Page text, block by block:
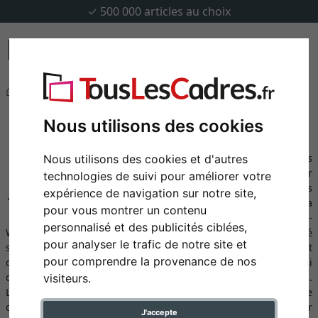
Nous utilisons des cookies
Nous utilisons des cookies et d'autres
technologies de suivi pour améliorer votre
expérience de navigation sur notre site,
pour vous montrer un contenu
personnalisé et des publicités ciblées,
pour analyser le trafic de notre site et
pour comprendre la provenance de nos
visiteurs.
J'accepte
✓ 500 000 articles au choix
Marques Müller
Müller
Avec une capacité de production de plusieurs
milliers de cadres par jour, Müller
Bilderrahmen est l'un des dix plus grands
fabricants de cadres en Allemagne. La
moyenne entreprise de Rhénanie-du-Nord-
Westphalie est spécialisée dans les cadres photo de qualité
supérieure de différents formats et convainc particulièrement
dans le domaine des cadres pour passeports et affiches, ainsi
que par le vaste choix de couleurs pour les profils individuels.
La flexibilité de cette entreprise traditionnelle se reflète
clairement dans sa philosophie d'entreprise : "Müller